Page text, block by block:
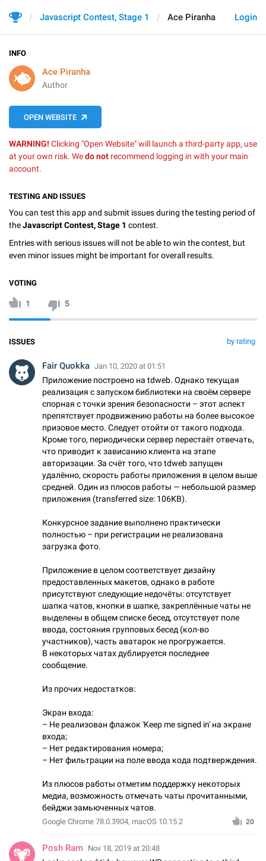
Login
Javascript Contest, Stage 1 Ace Piranha
INFO
Ace Piranha
Author
OPEN WEBSITE
WARNING! Clicking "Open Website" will launch a third-party app, use
at your own risk. Wedo not recommend logging in with your main
account.
TESTING AND ISSUES
You can test this app and submit issues during the testing period of
theJavascript Contest, Stage 1 contest.
Entries with serious issues will not be able to win the contest, but
even minor issues might be important for overall results.
VOTING
1 5
by rating
ISSUES
Fair Quokka Jan 10, 2020 at 01:51
Приложение построено на tdweb. Однако текущая
реализация с запуском библиотеки на своём сервере
спорная с точки зрения безопасности – этот аспект
препятствует продвижению работы на более высокое
призовое место. Следует отойти от такого подхода.
Кроме того, периодически сервер перестаёт отвечать,
что приводит к зависанию клиента на этапе
авторизации. За счёт того, что tdweb запущен
удалённо, скорость работы приложения в целом выше
средней. Один из плюсов работы — небольшой размер
приложения (transferred size: 106KB).
Конкурсное задание выполнено практически
полностью – при регистрации не реализована
загрузка фото.
Приложение в целом соответствует дизайну
предоставленных макетов, однако в работе
присутствуют следующие недочёты: отсутствует
шапка чатов, кнопки в шапке, закреплённые чаты не
выделены в общем списке бесед, отсутствует поле
ввода, состояния групповых бесед (кол-во
участников), часть аватарок не прогружается.
В некоторых чатах дублируется последнее
сообщение.
Из прочих недостатков:
Экран входа:
– Не реализован флажок 'Keep me signed in' на экране
входа;
– Нет редактирования номера;
– Нет фильтрации на поле ввода кода подтверждения.
Из плюсов работы отметим поддержку некоторых
медиа, возможность отмечать чаты прочитанными,
бейджи замьюченных чатов.
Google Chrome 78.0.3904, macOS 10.15.2 20
Posh Ram Nov 18, 2019 at 20:48